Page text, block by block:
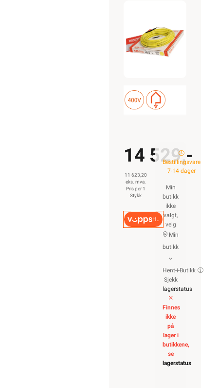
100m
400V
14 529,-
11 623,20
eks. mva.
Pris per 1
Stykk
Hurtigkasse
Bestillingsvare
7-14 dager
Min
butikk
ikke
valgt,
velg
Min
butikk
Hent-i-Butikk
Sjekk
lagerstatus
Finnes
ikke
på
lager i
butikkene,
se
lagerstatus